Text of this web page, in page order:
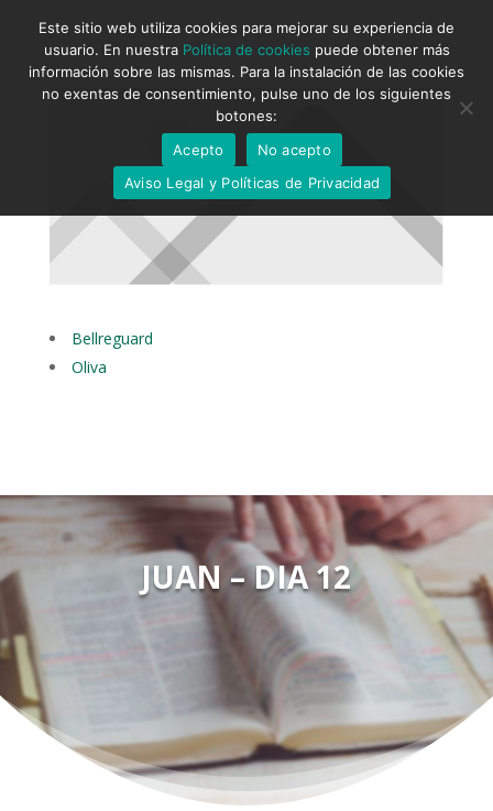
Bellreguard
Oliva
JUAN – DIA 12
Este sitio web utiliza cookies para mejorar su experiencia de
usuario. En nuestra Política de cookies puede obtener más
información sobre las mismas. Para la instalación de las cookies
no exentas de consentimiento, pulse uno de los siguientes
botones:
Acepto
No acepto
Aviso Legal y Políticas de Privacidad